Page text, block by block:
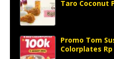
Taro Coconut
Promo Tom
Colorplates Rp